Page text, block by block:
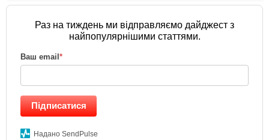
Раз на тиждень ми відправляємо дайджест з
найпопулярнішими статтями.
Ваш email*
Підписатися
Надано SendPulse